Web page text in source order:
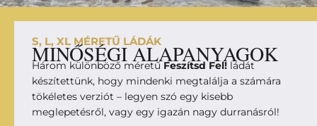
S, L, XL MÉRETŰ LÁDÁK
MINŐSÉGI ALAPANYAGOK
Három különböző méretűFeszítsd Fel! ládát
készítettünk, hogy mindenki megtalálja a számára
tökéletes verziót – legyen szó egy kisebb
meglepetésről, vagy egy igazán nagy durranásról!